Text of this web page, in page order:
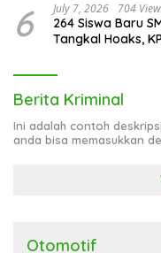
6 July 7, 2026 704 View
264 Siswa Baru
Tangkal Hoaks,
Berita Kriminal
Ini adalah contoh
anda bisa memasukkan
Otomotif